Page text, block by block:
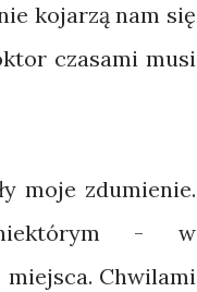
kojarzą nam się
czasami musi
moje zdumienie.
niektórym - w
Chwilami